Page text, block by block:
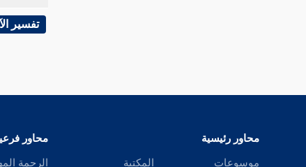
تفسير
محاور رئيسية
موسوعات المكتبة
محاور
الرحمة